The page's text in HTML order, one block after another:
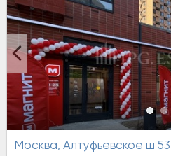
Москва, Алтуфьевское ш 53